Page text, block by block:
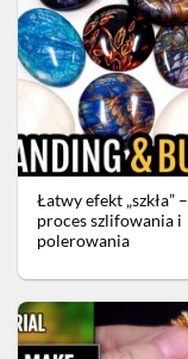
Łatwy efekt „szkła” –
proces szlifowania i
polerowania